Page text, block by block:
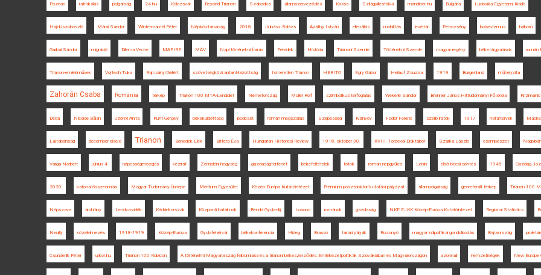
Poznan ratifikálás polgárság 24.hu Kolozsvár Beyond Trianon Szabadka államszerveződés Kassa Szilágyillésfalva mandiner.hu Bulgária Ludovika Egyetemi Kiadó
Hajdúszoboszló Márai Sándor Wintermantel Péter Népköztársaság 2018 Juhász Balázs Apáthy István ellenállás mobilitás levéltár Petrozsény bolsevizmus háború
Garbai Sándor migráció Dilema Veche MAPIRE MÁV Napi történelmi forrás Felvidék História Trianoni Szemle Történelmi Szemle magyar regény béketárgyalások román
Trianon-emlékművek Vojtech Tuka Rajcsányi Gellért szövetségközi antant-bizottság Ismeretlen Trianon HERITO Egry Gábor Heilauf Zsuzsa 1919 Burgenland műhelyvita
Zahorán Csaba Románia térkép Trianon 100 MTA-Lendület Németország Müller Rolf szimbolikus térfoglalás Wekerle Sándor Brenner János Hittudományi Főiskola
Déda Nicolae Bălan Uzonyi Anita Kunt Gergely békeküldöttség podcast román megszállás Szepesség Kisinyov Fodor Ferenc szerb iratok 1917 határtervek
Lajtabánság december elseje Trianon Benedek Elek Bittera Éva Hungarian Historical Review 1918. október 30. XVIII. Torockói Diáktábor Szarka László csempészet
Varga Norbert június 4. népességmozgás kézirat Zempléni-hegység gazdaságtörténet békefeltételek tótok román népgyűlés Lenin első bécsi döntés 1945 Gazdag
2020. katonai összeomlás Magyar Tudomány Ünnepe Meritum Egyesület Közép-Európa Kutatóintézet Prémium posztdoktori kutatási pályázat állampolgárság georeferált térkép Trianon 100
Népszava áruhiány Lendva-vidék Kádár-korszak Központi hatalmak Benda Gyula-díj Losonc románok gazdaság NKE EJKK Közép-Európa Kutatóintézet Regional Statistics
Neuilly közélelmezés 1918-1919 Közép-Európa Gyulafehérvár békekonferencia Hideg Brassó tanári pályák Rozsnyó magyar külpolitikai gondolkodás Bajorország
Csunderlik Péter ujkor.hu Trianon 100 Rubicon A történelmi Magyarország felbomlása és a trianoni békeszerződés. Emlékezetpolitikák Szlovákiában és Magyarországon azonnali nemzetiségek New Europe